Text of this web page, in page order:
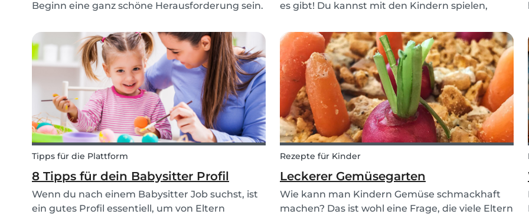
Beginn eine ganz schöne Herausforderung sein.
die Suche bist du bestens vorbereitet und
findest im Handumdrehen einen Babysitter!
es gibt! Du kannst mit den Kindern spielen,
im Bett sind. Besonders Babysits erleichtert dir
diese Tätigkeit, da du dir die Familien für die d...
Tipps für die Plattform
8 Tipps für dein Babysitter Profil
Wenn du nach einem Babysitter Job suchst, ist
ein gutes Profil essentiell, um von Eltern
Rezepte für Kinder
Leckerer Gemüsegarten
Wie kann man Kindern Gemüse schmackhaft
machen? Das ist wohl eine Frage, die viele Eltern